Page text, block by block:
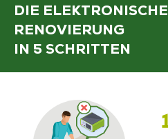
DIE ELEKTRONISCHE
RENOVIERUNG
IN 5 SCHRITTEN